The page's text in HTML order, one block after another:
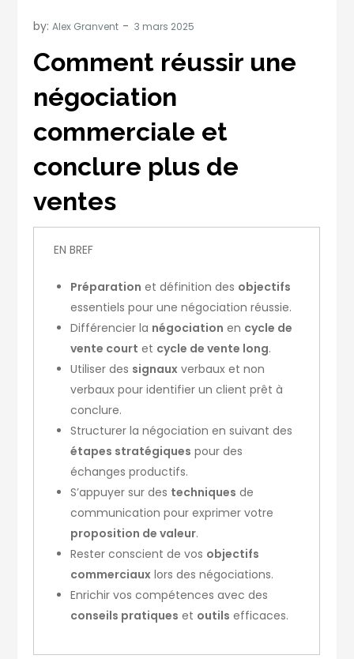
by:Alex Granvent
Comment réussir une
négociation
commerciale et
conclure plus de
ventes
EN BREF
Préparation et définition des objectifs
essentiels pour une négociation réussie.
Différencier la négociation en cycle de
vente court et cycle de vente long.
Utiliser des signaux verbaux et non
verbaux pour identifier un client prêt à
conclure.
Structurer la négociation en suivant des
étapes stratégiques pour des
échanges productifs.
S’appuyer sur des techniques de
communication pour exprimer votre
proposition de valeur.
Rester conscient de vos objectifs
commerciaux lors des négociations.
Enrichir vos compétences avec des
conseils pratiques et outils efficaces.